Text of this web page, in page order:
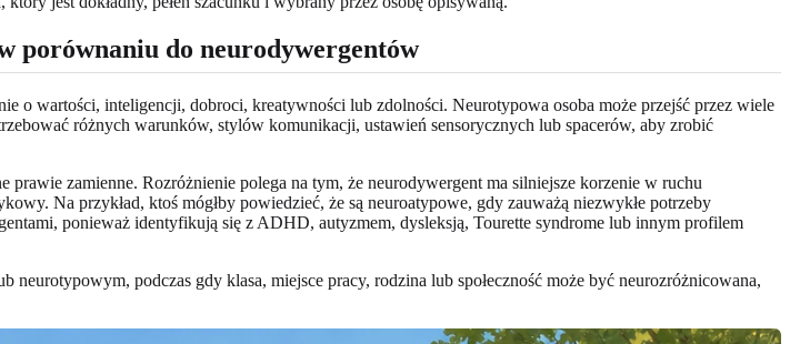
porównaniu do neurodywergentów
o wartości, inteligencji, dobroci, kreatywności lub zdolności. Neurotypowa osoba może przejść przez wiele
różnych warunków, stylów komunikacji, ustawień sensorycznych lub spacerów, aby zrobić
zamienne. Rozróżnienie polega na tym, że neurodywergent ma silniejsze korzenie w ruchu
Na przykład, ktoś mógłby powiedzieć, że są neuroatypowe, gdy zauważą niezwykłe potrzeby
ponieważ identyfikują się z ADHD, autyzmem, dysleksją, Tourette syndrome lub innym profilem
podczas gdy klasa, miejsce pracy, rodzina lub społeczność może być neurozróżnicowana,